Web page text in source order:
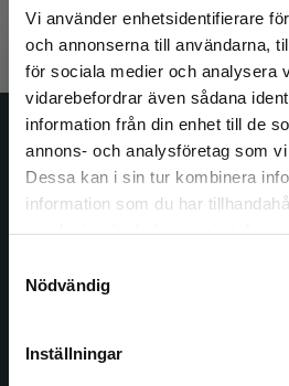
Vi använder enhetsidentifierare
och annonserna till användarna,
för sociala medier och analysera
vidarebefordrar även sådana
information från din enhet till de
annons- och analysföretag som
Dessa kan i sin tur kombinera
information som du har
Nödvändig
Inställningar
Begränsad
Det verkar som att du
studentlitteratur.se via en
Vi erbjuder inte leveranser
att kunna slutföra ett köp
Exkl. moms: 368 kr
Studentlitteratur
Studentlitteratur grundades 1963
informationstjänster i utbudet,
Kontakta oss